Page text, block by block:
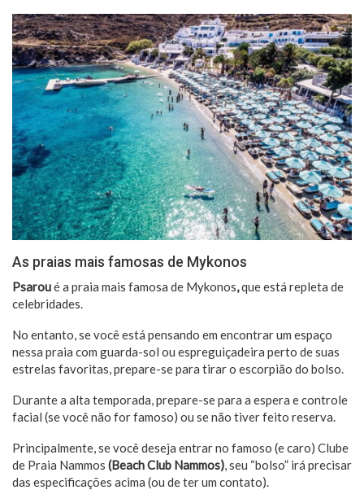
As praias mais famosas de Mykonos
Psaroué a praia mais famosa de Mykonos,que está repleta de
celebridades.
No entanto, se você está pensando em encontrar um espaço
nessa praia com guarda-sol ou espreguiçadeira perto de suas
estrelas favoritas, prepare-se para tirar o escorpião do bolso.
Durante a alta temporada, prepare-se para a espera e controle
facial (se você não for famoso) ou se não tiver feito reserva.
Principalmente, se você deseja entrar no famoso (e caro) Clube
de Praia Nammos (Beach Club Nammos), seu “bolso” irá precisar
das especificações acima (ou de ter um contato).